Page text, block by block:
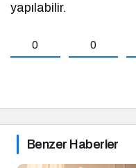
yapılabilir.
0 0
Benzer Haberler